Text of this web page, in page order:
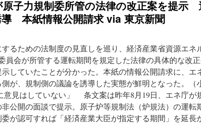
子力規制委所管の法律の改正案を提示
本紙情報公開請求 via 東京新聞
るための法制度の見直しを巡り、経済産業省資源エネ
員会が所管する運転期間を規定した法律の具体的な改
していたことが分かった。本紙の情報公開請求に、エ
が、規制側の議論を誘導した実態が鮮明となった。（
見はしていない」 条文案は昨年8月19日、エネ庁が
公開の面談で提示。原子炉等規制法（炉規法）の運転
が認可すれば「経済産業大臣が指定する期間」を延長